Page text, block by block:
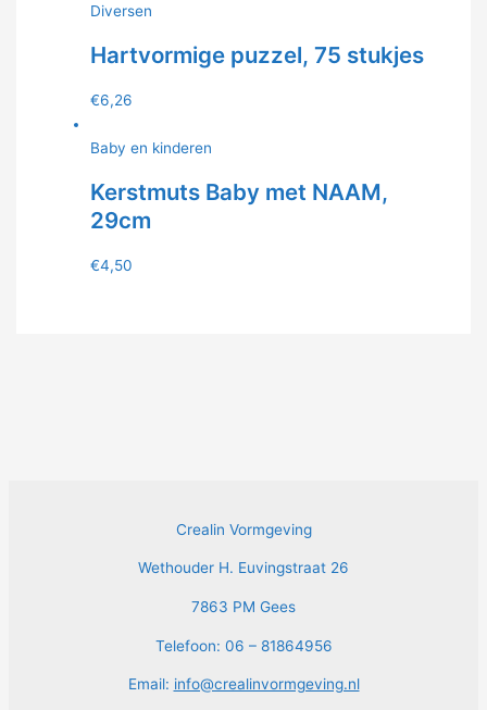
Diversen
Hartvormige puzzel, 75 stukjes
€6,26
Baby en kinderen
Kerstmuts Baby met NAAM,
29cm
€4,50
Crealin Vormgeving
Wethouder H. Euvingstraat 26
7863 PM Gees
Telefoon: 06 – 81864956
Email: info@crealinvormgeving.nl